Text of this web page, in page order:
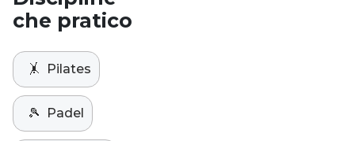
che pratico
🤸 Pilates
🎾 Padel